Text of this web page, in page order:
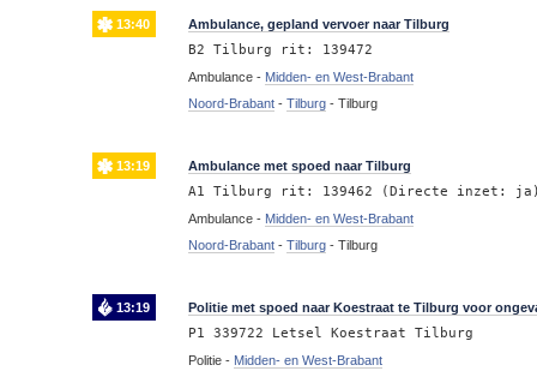
13:40 Ambulance, gepland vervoer naar Tilburg
B2 Tilburg rit: 139472
Ambulance - Midden- en West-Brabant
Noord-Brabant -Tilburg -Tilburg
13:19 Ambulance met spoed naar Tilburg
A1 Tilburg rit: 139462 (Directe inzet:
Ambulance - Midden- en West-Brabant
Noord-Brabant -Tilburg -Tilburg
13:19 Politie met spoed naar Koestraat te Tilburg voor
P1 339722 Letsel Koestraat Tilburg
Politie - Midden- en West-Brabant